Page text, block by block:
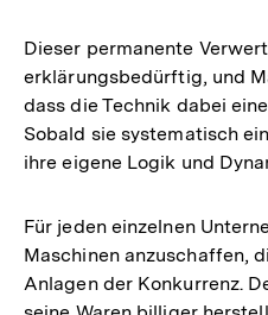
Dieser permanente
erklärungsbedürftig, und
dass die Technik dabei
Sobald sie systematisch
ihre eigene Logik und
Für jeden einzelnen
Maschinen anzuschaffen,
Anlagen der Konkurrenz.